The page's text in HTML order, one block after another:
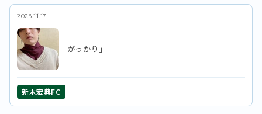
2023.11.17
「がっかり」
新木宏典FC